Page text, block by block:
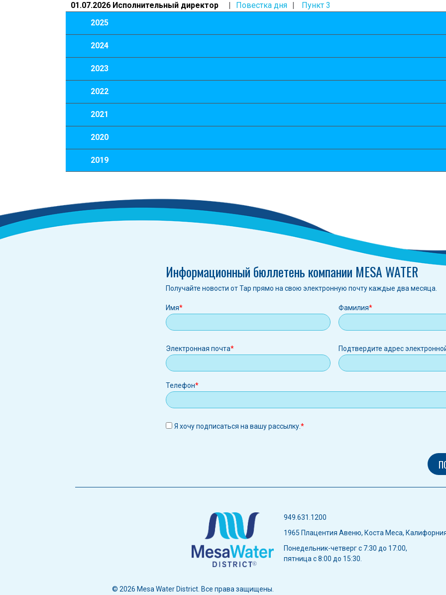
01.07.2026 Исполнительный директор
Повестка дня
Пункт 3
2025
2024
2023
2022
2021
2020
2019
Информационный бюллетень компании MESA WATER
Получайте новости от Tap прямо на свою электронную почту каждые два месяца.
Имя Фамилия
Электронная
почта
Электронная почта Подтвердите адрес
Телефон
Я хочу подписаться на вашу рассылку.
949.631.1200
1965 Плацентия Авеню, Коста Меса,
Понедельник-четверг с 7:30 до 17:00,
пятница с 8:00 до 15:30.
© 2026 Mesa Water District. Все права защищены.